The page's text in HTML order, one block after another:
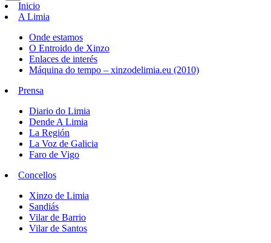
Inicio
A Limia
Onde estamos
O Entroido de Xinzo
Enlaces de interés
Máquina do tempo – xinzodelimia.eu (2010)
Prensa
Diario do Limia
Dende A Limia
La Región
La Voz de Galicia
Faro de Vigo
Concellos
Xinzo de Limia
Sandiás
Vilar de Barrio
Vilar de Santos